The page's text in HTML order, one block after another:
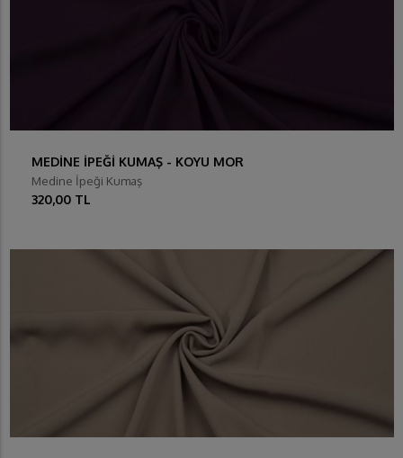
MEDİNE İPEĞİ KUMAŞ - KOYU MOR
Medine İpeği Kumaş
320,00 TL